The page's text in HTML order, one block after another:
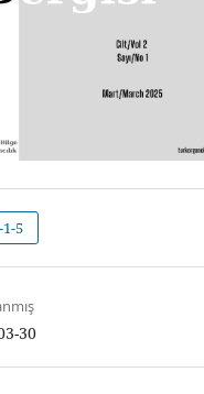
1-5
30